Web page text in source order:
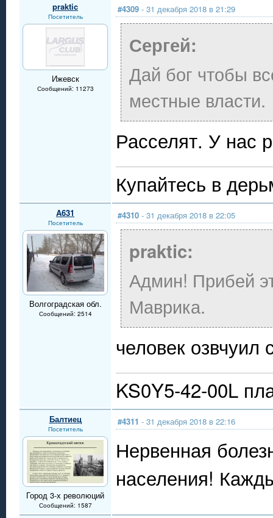
praktic
Посетитель
Ижевск
Сообщений: 11273
#4309 - 31 декабря 2018 в 21:29
Сергей:
Дай бог чтобы
местные власти.
Расселят. У нас
Купайтесь в
A631
Посетитель
Волгоградская обл.
Сообщений: 2514
#4310 - 31 декабря 2018 в 22:05
praktic:
Админ! Прибей
Маврика.
человек
KS0Y5-42-00L
Балтиец
Посетитель
Город 3-х революций
Сообщений: 1587
#4311 - 31 декабря 2018 в 22:16
Нервенная
населения!